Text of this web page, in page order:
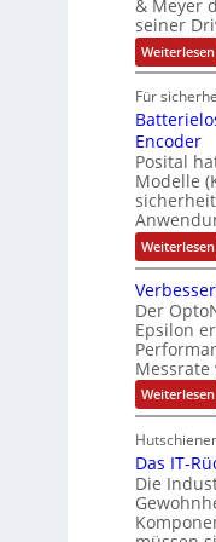
a
i
t
t
i
r
t
t
l
l
h
l
i
& Meyer
seiner
Weiterlesen:
l
a
l
t
Für
Encoder
Posital
Modelle
Weiterlesen:
i
l
l
i
Der
Epsilon
Messrate
Weiterlesen:
Das IT-
Die